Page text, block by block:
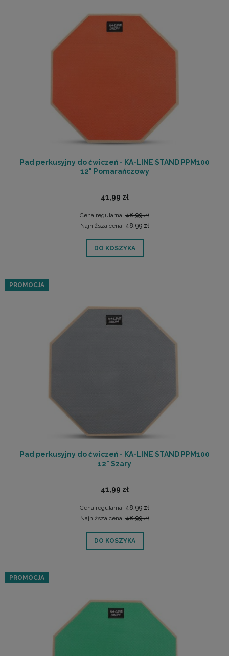
Pad perkusyjny do ćwiczeń - KA-LINE STAND PPM100
12" Pomarańczowy
41,99 zł
Cena regularna: 48,99 zł
Najniższa cena:48,99 zł
DO KOSZYKA
Pad perkusyjny do ćwiczeń - KA-LINE STAND PPM100
12" Szary
41,99 zł
Cena regularna: 48,99 zł
Najniższa cena:48,99 zł
DO KOSZYKA
PROMOCJA
PROMOCJA